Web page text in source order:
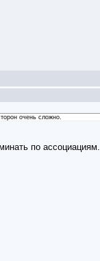
очень сложно.
по ассоциациям.